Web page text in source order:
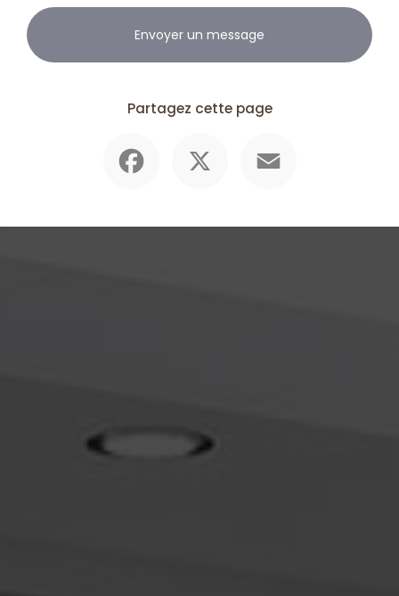
Envoyer un message
Partagez cette page